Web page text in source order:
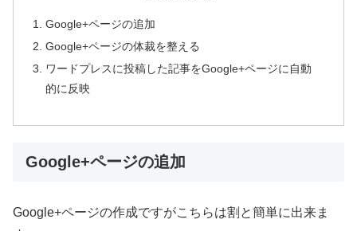
Google+ページの追加
Google+ページの体裁を整える
ワードプレスに投稿した記事をGoogle+ページに自動
的に反映
Google+ページの追加
Google+ページの作成ですがこちらは割と簡単に出来ま